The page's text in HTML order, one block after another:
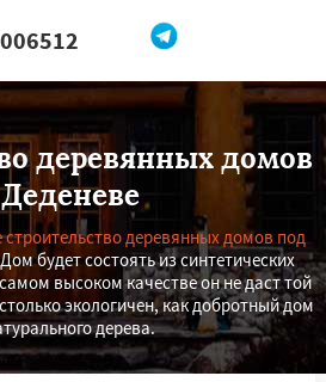
мне
деревянных домов
строительство деревянных домов под
будет состоять из синтетических
высоком качестве он не даст той
экологичен, как добротный дом
дерева.